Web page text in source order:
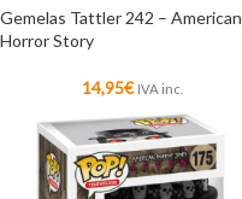
Gemelas Tattler 242 – American
Horror Story
14,95€ IVA inc.